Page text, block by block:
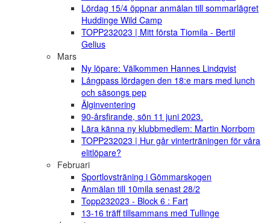
Lördag 15/4 öppnar anmälan till sommarlägret
Huddinge Wild Camp
TOPP232023 | Mitt första Tiomila - Bertil
Gelius
Mars
Ny löpare: Välkommen Hannes Lindqvist
Långpass lördagen den 18:e mars med lunch
och säsongs pep
Älginventering
90-årsfirande, sön 11 juni 2023.
Lära känna ny klubbmedlem: Martin Norrbom
TOPP232023 | Hur går vinterträningen för våra
elitlöpare?
Februari
Sportlovsträning i Gömmarskogen
Anmälan till 10mila senast 28/2
Topp232023 - Block 6 : Fart
13-16 träff tillsammans med Tullinge